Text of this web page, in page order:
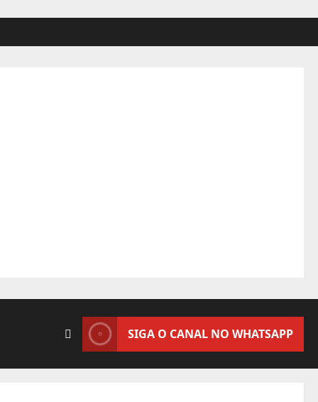
SIGA O CANAL NO WHATSAPP